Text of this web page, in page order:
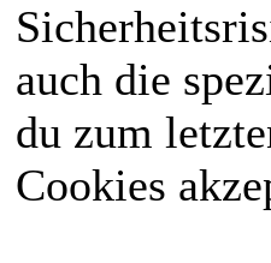
auch die
du zum
Cookies